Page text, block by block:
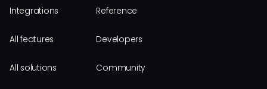
Integrations
All features
All solutions
Reference
Developers
Community